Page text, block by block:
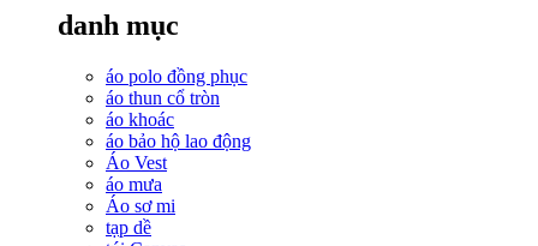
danh mục
áo polo đồng phục
áo thun cổ tròn
áo khoác
áo bảo hộ lao động
Áo Vest
áo mưa
Áo sơ mi
tạp dề